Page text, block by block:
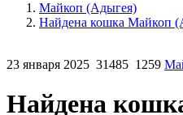
Майкоп (Адыгея)
Найдена кошка Майкоп
23 января 2025 31485 1259
Найдена